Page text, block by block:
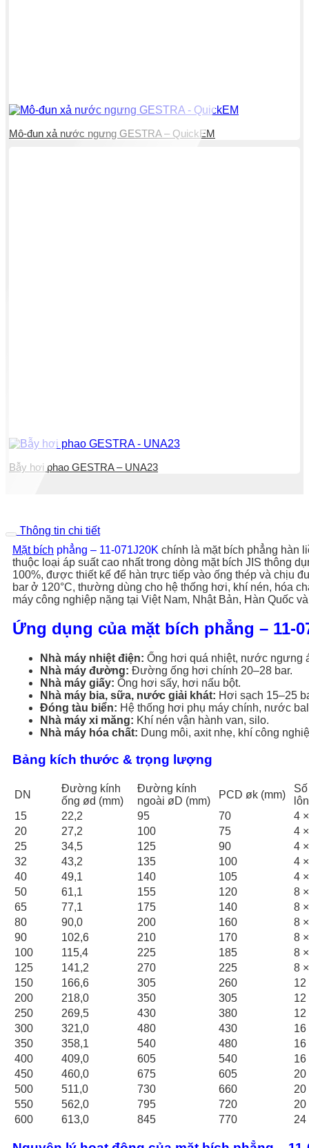
Mô-đun xả nước ngưng GESTRA – QuickEM
Bẫy hơi phao GESTRA – UNA23
Thông tin chi tiết
Mặt bích phẳng – 11-071J20K chính là mặt bích phẳng hàn
thuộc loại áp suất cao nhất trong dòng mặt bích JIS thông
100%, được thiết kế để hàn trực tiếp vào ống thép và chịu
bar ở 120°C, thường dùng cho hệ thống hơi, khí nén, hóa
máy công nghiệp nặng tại Việt Nam, Nhật Bản, Hàn Quốc
Ứng dụng của mặt bích phẳng – 11-
Nhà máy nhiệt điện: Ống hơi quá nhiệt, nước ngưng
Nhà máy đường: Đường ống hơi chính 20–28 bar.
Nhà máy giấy: Ống hơi sấy, hơi nấu bột.
Nhà máy bia, sữa, nước giải khát: Hơi sạch 15–25
Đóng tàu biển: Hệ thống hơi phụ máy chính, nước
Nhà máy xi măng: Khí nén vận hành van, silo.
Nhà máy hóa chất: Dung môi, axit nhẹ, khí công
Bảng kích thước & trọng lượng
DN
Đường kính
ống ød (mm)
Đường kính
ngoài øD (mm)
PCD øk (mm)
15
22,2 95 70
4
20
27,2 100 75
4
25
34,5 125 90
4
32
43,2 135 100
4
40
49,1 140 105
4
50
61,1 155 120
8
65
77,1 175 140
8
80
90,0 200 160
8
90
102,6 210 170
8
100
115,4 225 185
8
125
141,2 270 225
8
150
166,6 305 260
12
200
218,0 350 305
12
250
269,5 430 380
12
300
321,0 480 430
16
350
358,1 540 480
16
400
409,0 605 540
16
450
460,0 675 605
20
500
511,0 730 660
20
550
562,0 795 720
20
600
613,0 845 770 24